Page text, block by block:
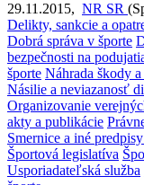
29.11.2015, NR SR (
Delikty, sankcie a
Dobrá správa v športe
bezpečnosti na
športe Náhrada škody
Násilie a neviazanosť
Organizovanie
akty a publikácie
Smernice a iné
Športová legislatíva
Usporiadateľská služba